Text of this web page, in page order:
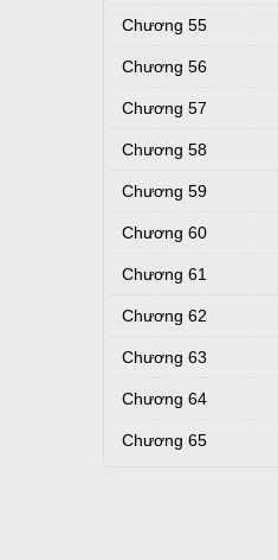
Chương 55
Chương 56
Chương 57
Chương 58
Chương 59
Chương 60
Chương 61
Chương 62
Chương 63
Chương 64
Chương 65